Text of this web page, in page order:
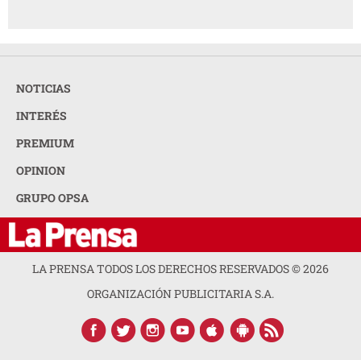
NOTICIAS
INTERÉS
PREMIUM
OPINION
GRUPO OPSA
LA PRENSA TODOS LOS DERECHOS RESERVADOS ©2026
ORGANIZACIÓN PUBLICITARIA S.A.